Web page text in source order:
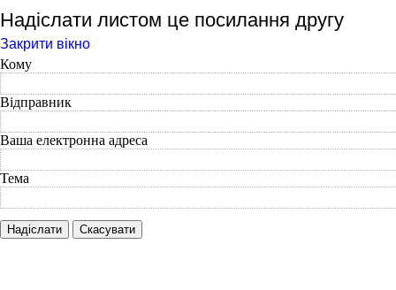
Надіслати листом це посилання другу
Закрити вікно
Кому
Відправник
Ваша електронна адреса
Тема
Надіслати Скасувати